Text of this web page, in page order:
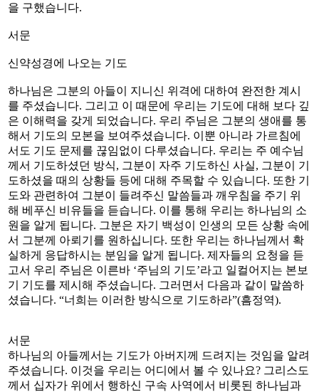
을 구했습니다.
서문
신약성경에 나오는 기도
하나님은 그분의 아들이 지니신 위격에 대하여 완전한 계시
를 주셨습니다. 그리고 이 때문에 우리는 기도에 대해 보다 깊
은 이해력을 갖게 되었습니다. 우리 주님은 그분의 생애를 통
해서 기도의 모본을 보여주셨습니다. 이뿐 아니라 가르침에
서도 기도 문제를 끊임없이 다루셨습니다. 우리는 주 예수님
께서 기도하셨던 방식, 그분이 자주 기도하신 사실, 그분이 기
도하셨을 때의 상황들 등에 대해 주목할 수 있습니다. 또한 기
도와 관련하여 그분이 들려주신 말씀들과 깨우침을 주기 위
해 베푸신 비유들을 듣습니다. 이를 통해 우리는 하나님의 소
원을 알게 됩니다. 그분은 자기 백성이 인생의 모든 상황 속에
서 그분께 아뢰기를 원하십니다. 또한 우리는 하나님께서 확
실하게 응답하시는 분임을 알게 됩니다. 제자들의 요청을 듣
고서 우리 주님은 이른바 ‘주님의 기도’라고 일컬어지는 본보
기 기도를 제시해 주셨습니다. 그러면서 다음과 같이 말씀하
셨습니다. “너희는 이러한 방식으로 기도하라”(흠정역).
서문
하나님의 아들께서는 기도가 아버지께 드려지는 것임을 알려
주셨습니다. 이것을 우리는 어디에서 볼 수 있나요? 그리스도
께서 십자가 위에서 행하신 구속 사역에서 비롯된 하나님과